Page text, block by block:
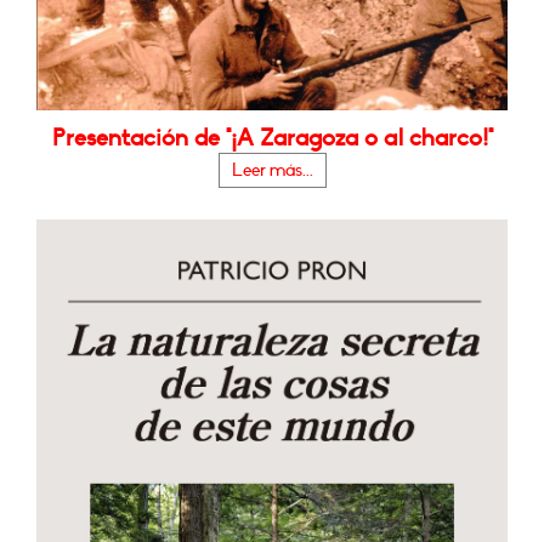
Presentación de "¡A Zaragoza o al charco!"
Leer más...